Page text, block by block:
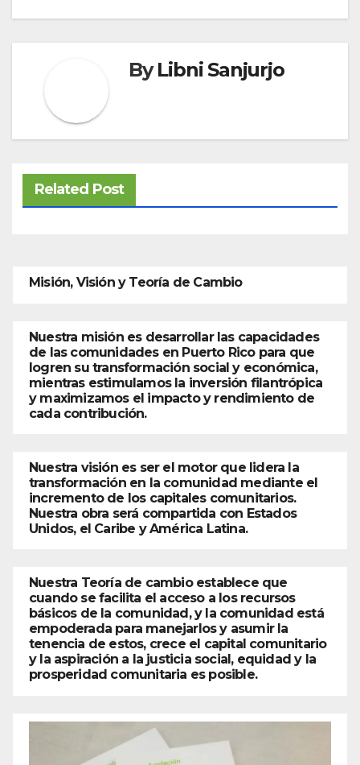
ByLibni Sanjurjo
Related Post
Misión, Visión y Teoría de Cambio
Nuestra misión es desarrollar las capacidades
de las comunidades en Puerto Rico para que
logren su transformación social y económica,
mientras estimulamos la inversión filantrópica
y maximizamos el impacto y rendimiento de
cada contribución.
Nuestra visión es ser el motor que lidera la
transformación en la comunidad mediante el
incremento de los capitales comunitarios.
Nuestra obra será compartida con Estados
Unidos, el Caribe y América Latina.
Nuestra Teoría de cambio establece que
cuando se facilita el acceso a los recursos
básicos de la comunidad, y la comunidad está
empoderada para manejarlos y asumir la
tenencia de estos, crece el capital comunitario
y la aspiración a la justicia social, equidad y la
prosperidad comunitaria es posible.